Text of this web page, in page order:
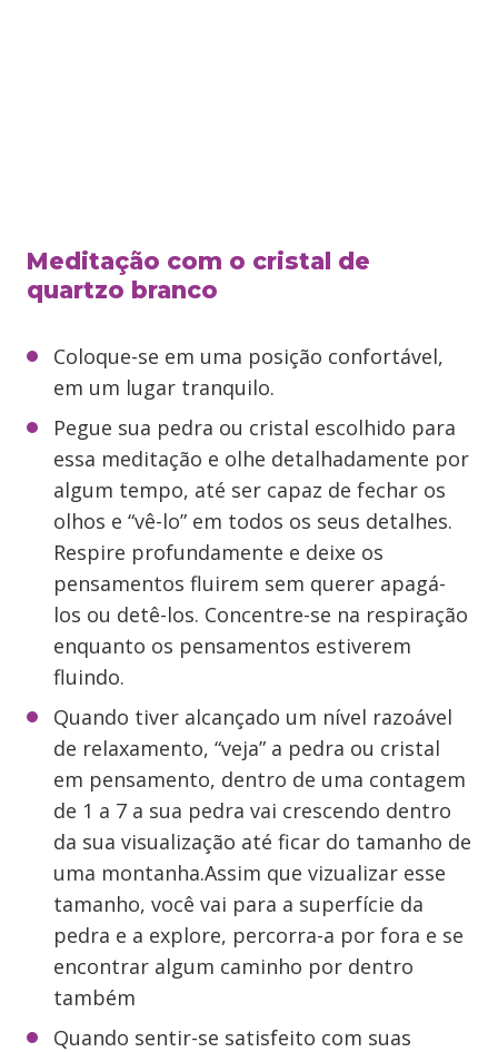
Meditação com o cristal de
quartzo branco
Coloque-se em uma posição confortável,
em um lugar tranquilo.
Pegue sua pedra ou cristal escolhido para
essa meditação e olhe detalhadamente por
algum tempo, até ser capaz de fechar os
olhos e “vê-lo” em todos os seus detalhes.
Respire profundamente e deixe os
pensamentos fluirem sem querer apagá-
los ou detê-los. Concentre-se na respiração
enquanto os pensamentos estiverem
fluindo.
Quando tiver alcançado um nível razoável
de relaxamento, “veja” a pedra ou cristal
em pensamento, dentro de uma contagem
de 1 a 7 a sua pedra vai crescendo dentro
da sua visualização até ficar do tamanho de
uma montanha.Assim que vizualizar esse
tamanho, você vai para a superfície da
pedra e a explore, percorra-a por fora e se
encontrar algum caminho por dentro
também
Quando sentir-se satisfeito com suas